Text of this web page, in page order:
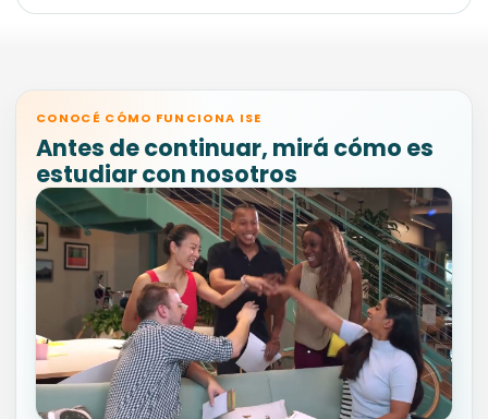
CONOCÉ CÓMO FUNCIONA ISE
Antes de continuar, mirá cómo es
estudiar con nosotros